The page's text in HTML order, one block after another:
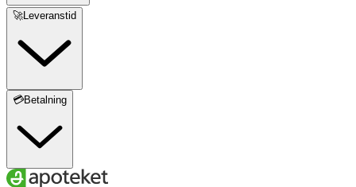
🚀Leveranstid
💳Betalning